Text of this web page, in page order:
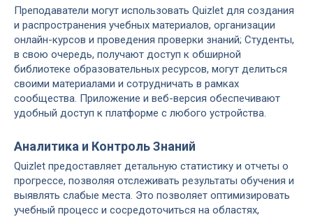
Преподаватели могут использовать Quizlet для создания
и распространения учебных материалов, организации
онлайн-курсов и проведения проверки знаний; Студенты,
в свою очередь, получают доступ к обширной
библиотеке образовательных ресурсов, могут делиться
своими материалами и сотрудничать в рамках
сообщества. Приложение и веб-версия обеспечивают
удобный доступ к платформе с любого устройства.
Аналитика и Контроль Знаний
Quizlet предоставляет детальную статистику и отчеты о
прогрессе, позволяя отслеживать результаты обучения и
выявлять слабые места. Это позволяет оптимизировать
учебный процесс и сосредоточиться на областях,